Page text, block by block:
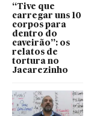
“Tive que
carregar uns 10
corpos para
dentro do
caveirão”: os
relatos de
tortura no
Jacarezinho